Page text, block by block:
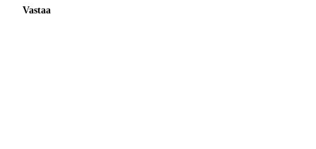
Vastaa